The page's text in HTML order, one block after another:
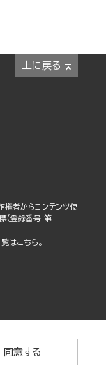
上に戻る
権者からコンテンツ使
(登録番号 第
はこちら。
同意する